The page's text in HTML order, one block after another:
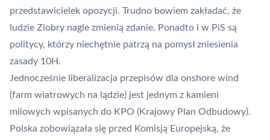
przedstawicielek opozycji. Trudno bowiem zakładać, że
ludzie Ziobry nagle zmienią zdanie. Ponadto i w PiS są
politycy, którzy niechętnie patrzą na pomysł zniesienia
zasady 10H.
Jednocześnie liberalizacja przepisów dla onshore wind
(farm wiatrowych na lądzie) jest jednym z kamieni
milowych wpisanych do KPO (Krajowy Plan Odbudowy).
Polska zobowiązała się przed Komisją Europejską, że